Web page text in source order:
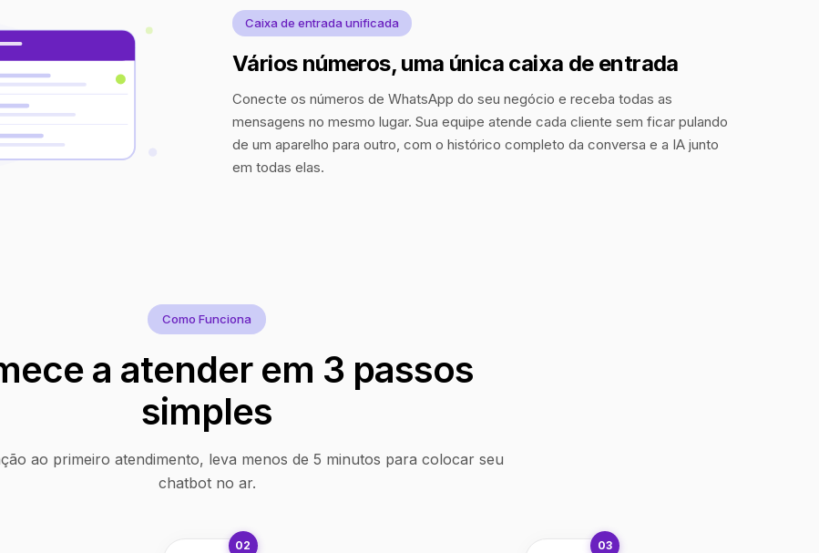
Caixa de entrada unificada
Vários números, uma única caixa de entrada
Conecte os números de WhatsApp do seu negócio e receba todas as
mensagens no mesmo lugar. Sua equipe atende cada cliente sem ficar pulando
de um aparelho para outro, com o histórico completo da conversa e a IA junto
em todas elas.
Como Funciona
a atender em 3 passos
simples
ao primeiro atendimento, leva menos de 5 minutos para colocar seu
chatbot no ar.
02 03